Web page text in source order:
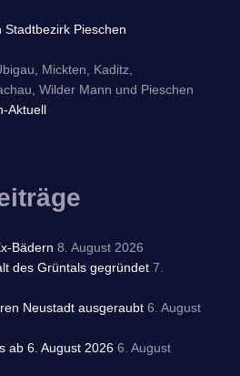
Stadtbezirk Pieschen
Mickten, Kaditz,
Wilder Mann und Pieschen
Aktuell
Bädern 8. August 2026
des Grüntals gegründet 7.
Neustadt ausgeraubt 6. August
ab 6. August 2026 6. August